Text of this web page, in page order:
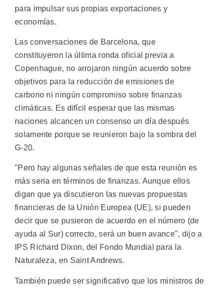
para impulsar sus propias exportaciones y
economías.
Las conversaciones de Barcelona, que
constituyeron la última ronda oficial previa a
Copenhague, no arrojaron ningún acuerdo sobre
objetivos para la reducción de emisiones de
carbono ni ningún compromiso sobre finanzas
climáticas. Es difícil esperar que las mismas
naciones alcancen un consenso un día después
solamente porque se reunieron bajo la sombra del
G-20.
"Pero hay algunas señales de que esta reunión es
más seria en términos de finanzas. Aunque ellos
digan que ya discutieron las nuevas propuestas
financieras de la Unión Europea (UE), si pueden
decir que se pusieron de acuerdo en el número (de
ayuda al Sur) correcto, será un buen avance", dijo a
IPS Richard Dixon, del Fondo Mundial para la
Naturaleza, en Saint Andrews.
También puede ser significativo que los ministros de